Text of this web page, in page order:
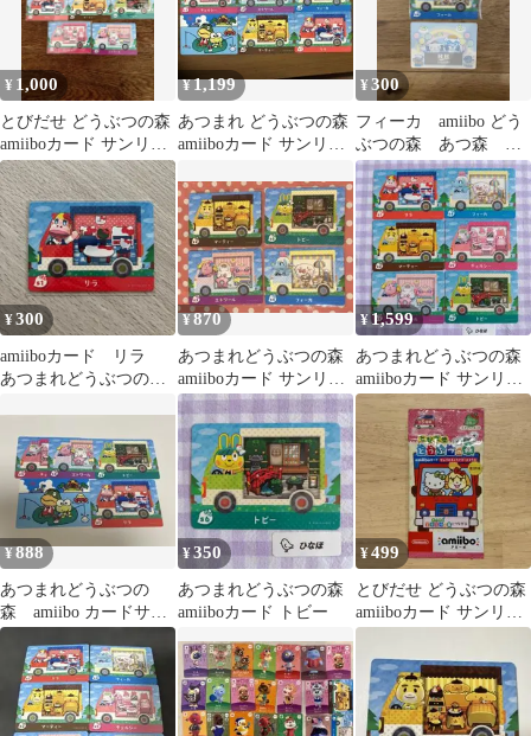
¥ 1,000
とびだせ どうぶつの森
amiiboカード サンリオ
5種セット
¥1,199
あつまれ どうぶつの森
amiiboカード サンリオ
¥300
フィーカ amiibo どう
ぶつの森 あつ森 と
び森 サンリオ
¥300
amiiboカード リラ
あつまれどうぶつの
¥870
あつまれどうぶつの森
amiiboカード サンリオ
4枚セット
¥1,599
あつまれどうぶつの森
amiiboカード サンリオ
コラボ6枚セット販売
¥888
あつまれどうぶつの
森 amiibo カードサン
リオ セット
¥350
あつまれどうぶつの森
amiiboカード トビー
¥499
とびだせ どうぶつの森
amiiboカード サンリオ
コラボ 復刻版